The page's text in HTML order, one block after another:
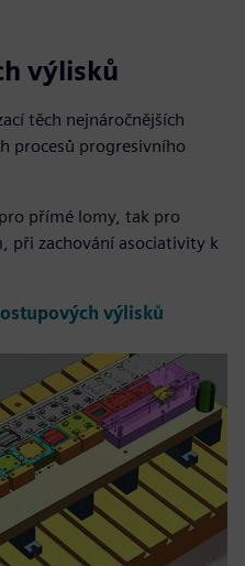
výlisků
těch nejnáročnějších
procesů progresivního
přímé lomy, tak pro
při zachování asociativity k
výlisků